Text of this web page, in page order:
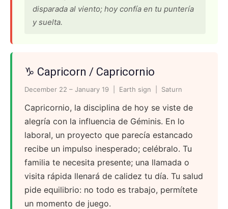
disparada al viento; hoy confía en tu puntería
y suelta.
♑ Capricorn / Capricornio
December 22 – January 19 | Earth sign | Saturn
Capricornio, la disciplina de hoy se viste de
alegría con la influencia de Géminis. En lo
laboral, un proyecto que parecía estancado
recibe un impulso inesperado; celébralo. Tu
familia te necesita presente; una llamada o
visita rápida llenará de calidez tu día. Tu salud
pide equilibrio: no todo es trabajo, permítete
un momento de juego.